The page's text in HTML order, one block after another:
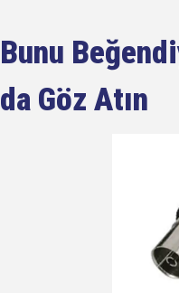
Bunu
da Göz Atın